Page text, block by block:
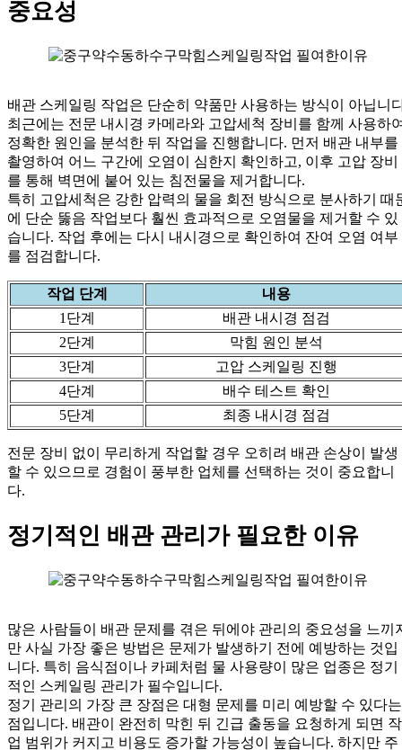
중요성
배관 스케일링 작업은 단순히 약품만 사용하는 방식이 아닙니
최근에는 전문 내시경 카메라와 고압세척 장비를 함께 사용하
정확한 원인을 분석한 뒤 작업을 진행합니다. 먼저 배관 내부를
촬영하여 어느 구간에 오염이 심한지 확인하고, 이후 고압 장비
를 통해 벽면에 붙어 있는 침전물을 제거합니다.
특히 고압세척은 강한 압력의 물을 회전 방식으로 분사하기 때
에 단순 뚫음 작업보다 훨씬 효과적으로 오염물을 제거할 수 있
습니다. 작업 후에는 다시 내시경으로 확인하여 잔여 오염 여부
를 점검합니다.
작업 단계
내용
1단계
배관 내시경 점검
2단계
막힘 원인 분석
3단계
고압 스케일링 진행
4단계
배수 테스트 확인
5단계
최종 내시경 점검
전문 장비 없이 무리하게 작업할 경우 오히려 배관 손상이 발생
할 수 있으므로 경험이 풍부한 업체를 선택하는 것이 중요합니
다.
정기적인 배관 관리가 필요한 이유
많은 사람들이 배관 문제를 겪은 뒤에야 관리의 중요성을 느끼
만 사실 가장 좋은 방법은 문제가 발생하기 전에 예방하는 것입
니다. 특히 음식점이나 카페처럼 물 사용량이 많은 업종은 정기
적인 스케일링 관리가 필수입니다.
정기 관리의 가장 큰 장점은 대형 문제를 미리 예방할 수 있다는
점입니다. 배관이 완전히 막힌 뒤 긴급 출동을 요청하게 되면 작
업 범위가 커지고 비용도 증가할 가능성이 높습니다. 하지만 주